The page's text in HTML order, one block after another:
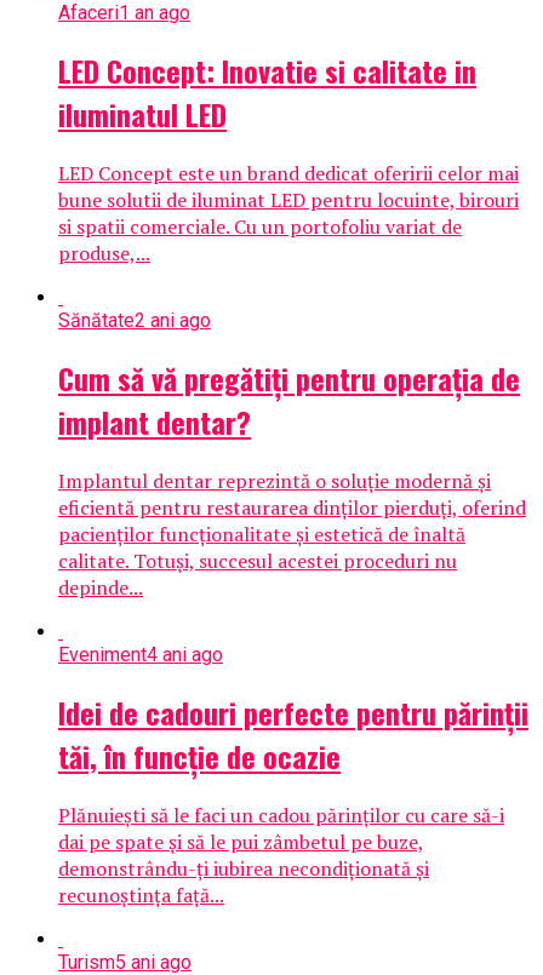
Afaceri1 an ago
LED Concept: Inovatie si calitate in
iluminatul LED
LED Concept este un brand dedicat oferirii celor mai
bune solutii de iluminat LED pentru locuinte, birouri
si spatii comerciale. Cu un portofoliu variat de
produse,...
Sănătate2 ani ago
Cum să vă pregătiți pentru operația de
implant dentar?
Implantul dentar reprezintă o soluție modernă și
eficientă pentru restaurarea dinților pierduți, oferind
pacienților funcționalitate și estetică de înaltă
calitate. Totuși, succesul acestei proceduri nu
depinde...
Eveniment4 ani ago
Idei de cadouri perfecte pentru părinții
tăi, în funcție de ocazie
Plănuiești să le faci un cadou părinților cu care să-i
dai pe spate și să le pui zâmbetul pe buze,
demonstrându-ți iubirea necondiționată și
recunoștința față...
Turism5 ani ago